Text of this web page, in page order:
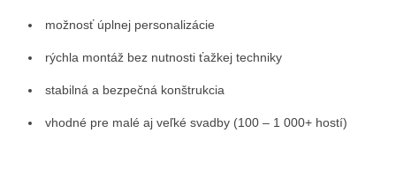
možnosť úplnej personalizácie
rýchla montáž bez nutnosti ťažkej techniky
stabilná a bezpečná konštrukcia
vhodné pre malé aj veľké svadby (100 – 1 000+ hostí)